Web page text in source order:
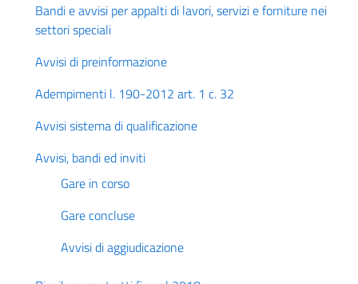
Bandi e avvisi per appalti di lavori, servizi e forniture nei
settori speciali
Avvisi di preinformazione
Adempimenti l. 190-2012 art. 1 c. 32
Avvisi sistema di qualificazione
Avvisi, bandi ed inviti
Gare in corso
Gare concluse
Avvisi di aggiudicazione